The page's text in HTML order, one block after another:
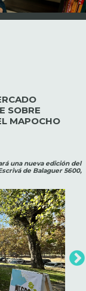
SOBRE
MAPOCHO
una nueva edición del
de Balaguer 5600,